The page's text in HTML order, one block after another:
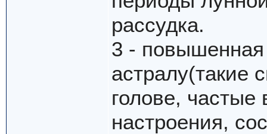
рассудка.
3 - повышенная
астралу(такие
голове, частые
настроения,